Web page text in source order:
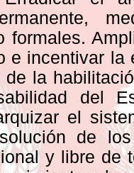
formales.
e incentivar la
de la
del
el
de
y libre de